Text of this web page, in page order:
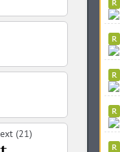
(21)